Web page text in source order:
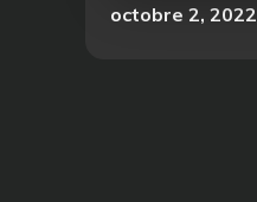
Posted
octobre 2, 2022